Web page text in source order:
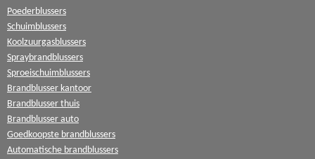
Poederblussers
Schuimblussers
Koolzuurgasblussers
Spraybrandblussers
Sproeischuimblussers
Brandblusser kantoor
Brandblusser thuis
Brandblusser auto
Goedkoopste brandblussers
Automatische brandblussers